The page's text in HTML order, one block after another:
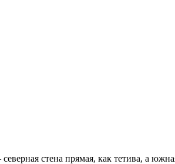
стена прямая, как тетива, а